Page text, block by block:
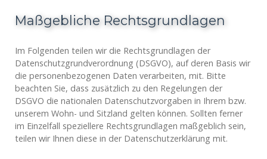
Maßgebliche Rechtsgrundlagen
Im Folgenden teilen wir die Rechtsgrundlagen der
Datenschutzgrundverordnung (DSGVO), auf deren Basis wir
die personenbezogenen Daten verarbeiten, mit. Bitte
beachten Sie, dass zusätzlich zu den Regelungen der
DSGVO die nationalen Datenschutzvorgaben in Ihrem bzw.
unserem Wohn- und Sitzland gelten können. Sollten ferner
im Einzelfall speziellere Rechtsgrundlagen maßgeblich sein,
teilen wir Ihnen diese in der Datenschutzerklärung mit.